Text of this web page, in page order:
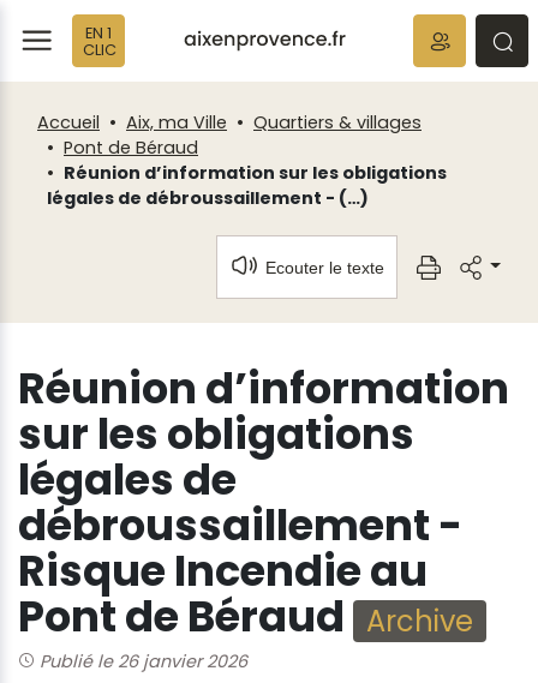
EN 1
CLIC
Accueil Aix, ma Ville
Quartiers & villages
Pont de Béraud
Réunion d’information sur les obligations
légales de débroussaillement - (…)
Ecouter le texte
Réunion d’information
sur les obligations
légales de
débroussaillement -
Risque Incendie au
Pont de Béraud Archive
Publié le 26 janvier 2026
Fenêtre
de
chat
Panneau de gestion des cookies